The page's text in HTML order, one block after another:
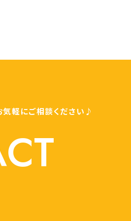
気軽にご相談ください♪